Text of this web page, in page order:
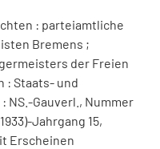
: parteiamtliche
Bremens ;
der Freien
: Staats- und
NS.-Gauverl., Nummer
Jahrgang 15,
Erscheinen